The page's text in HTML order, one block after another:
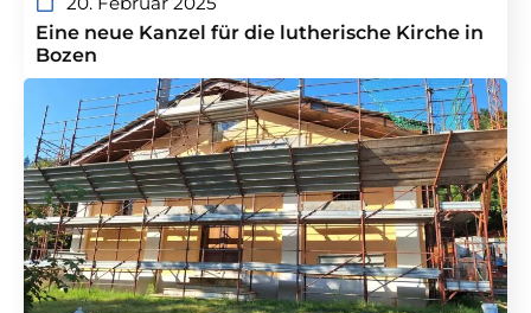
Eine neue Kanzel für die lutherische Kirche in
Bozen